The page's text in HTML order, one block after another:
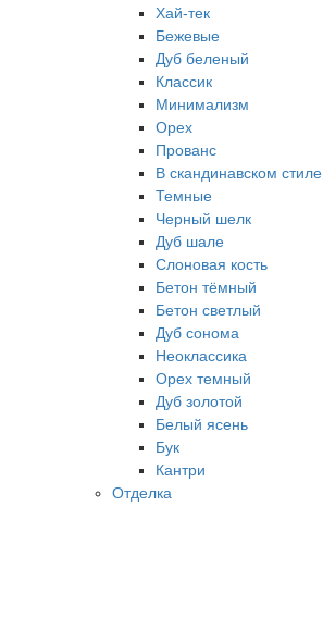
Хай-тек
Бежевые
Дуб беленый
Классик
Минимализм
Орех
Прованс
В скандинавском стиле
Темные
Черный шелк
Дуб шале
Слоновая кость
Бетон тёмный
Бетон светлый
Дуб сонома
Неоклассика
Орех темный
Дуб золотой
Белый ясень
Бук
Кантри
Отделка